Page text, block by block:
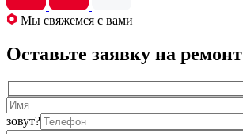
Мы свяжемся с вами
Оставьте заявку на ремонт
зовут?